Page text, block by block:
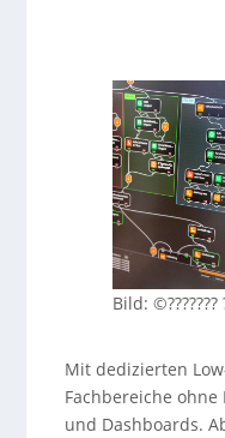
Bild:
Mit dedizierten
Fachbereiche
und Dashboards.